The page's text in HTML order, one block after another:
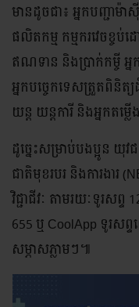
មានដូចជា៖ អ្នកបញ្ជាម៉ា
ផលិតកម្ម កម្មករវេចខ្ចប់
ឥណទាន និងប្រាក់កម្ចី
អ្នកបច្ចេកទេសត្រួតពិនិ
យន្ត យន្តការី និងអ្នកតម្
ដូច្នេះសម្រាប់បងប្អូន យុ
ជាតិមុខរបរ និងការងារ
វិជ្ជាជីវៈ តាមរយៈទូរសព្
655 ឬ CoolApp ទូរសព្
សម្ភាសភ្លាមៗ៕